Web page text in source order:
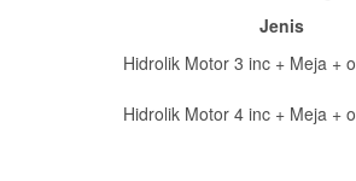
Harga dapat
Keuntungan